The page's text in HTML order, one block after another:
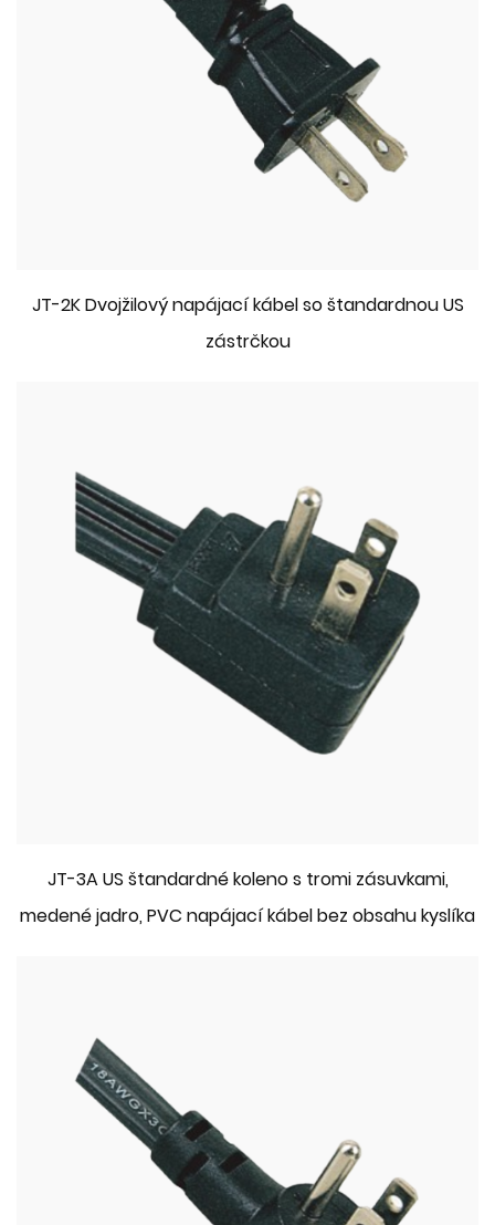
JT-2K Dvojžilový napájací kábel so štandardnou US
zástrčkou
JT-3A US štandardné koleno s tromi zásuvkami,
medené jadro, PVC napájací kábel bez obsahu kyslíka